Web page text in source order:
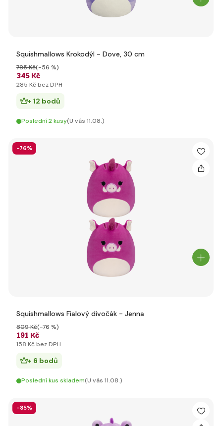
Squishmallows Krokodýl - Dove, 30 cm
345 Kč
785 Kč(-56 %)
285 Kč bez DPH
+ 12 bodů
Poslední 2 kusy(U vás 11.08.)
-76%
Squishmallows Fialový divočák - Jenna
191 Kč
809 Kč(-76 %)
158 Kč bez DPH
+ 6 bodů
Poslední kus skladem(U vás 11.08.)
-85%